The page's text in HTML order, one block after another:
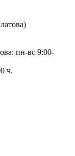
пн-вс 9:00-
ч.